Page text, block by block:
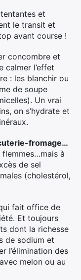
et
le transit et
avant course !
concombre et
calmer l’effet
: les blanchir ou
de soupe
Un vrai
on s’hydrate et
fromage…
à
de sel
(cholestérol,
fait office de
Et toujours
dont la richesse
de sodium et
l’élimination des
melon ou au